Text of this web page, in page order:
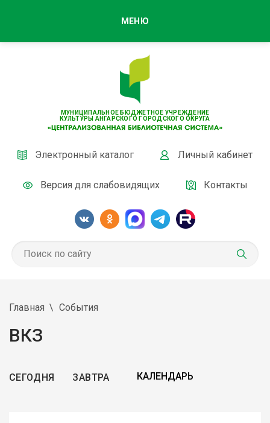
МУНИЦИПАЛЬНОЕ БЮДЖЕТНОЕ УЧРЕЖДЕНИЕ
КУЛЬТУРЫ АНГАРСКОГО ГОРОДСКОГО ОКРУГА
Электронный каталог Личный кабинет
Версия для слабовидящих Контакты
МЕНЮ
Главная События
ВКЗ
СЕГОДНЯ ЗАВТРА